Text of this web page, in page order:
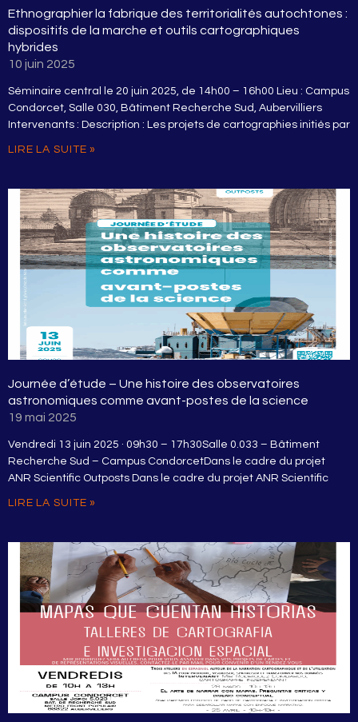
Ethnographier la fabrique des territorialités autochtones :
dispositifs de la marche et outils cartographiques
hybrides
10 juin 2025
Séminaire central le 20 juin 2025, de 14h00 – 16h00 Lieu : Campus
Condorcet, Salle 030, Bâtiment Recherche Sud, Aubervilliers
Intervenants : Description : Les projets de cartographies initiés par
LIRE LA SUITE »
Journée d’étude – Une histoire des observatoires
astronomiques comme avant-postes de la science
19 mai 2025
Vendredi 13 juin 2025 · 09h30 – 17h30Salle 0.033 – Bâtiment
Recherche Sud – Campus CondorcetDans le cadre du projet
ANR Scientific Outposts Dans le cadre du projet ANR Scientific
LIRE LA SUITE »